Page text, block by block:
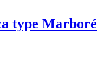
type Marboré